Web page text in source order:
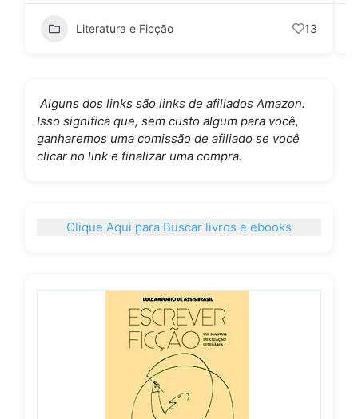
Literatura e Ficção 13
Alguns dos links são links de afiliados Amazon.
Isso significa que, sem custo algum para você,
ganharemos uma comissão de afiliado se você
clicar no link e finalizar uma compra.
Clique Aqui para Buscar livros e ebooks